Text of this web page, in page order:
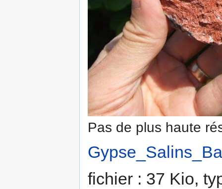
Pas de plus haute
fichier : 37 Kio,